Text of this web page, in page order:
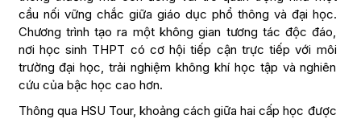
cầu nối vững chắc giữa giáo dục phổ thông và đại học.
Chương trình tạo ra một không gian tương tác độc đáo,
nơi học sinh THPT có cơ hội tiếp cận trực tiếp với môi
trường đại học, trải nghiệm không khí học tập và nghiên
cứu của bậc học cao hơn.
Thông qua HSU Tour, khoảng cách giữa hai cấp học được